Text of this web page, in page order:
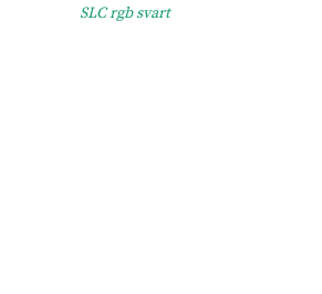
SLC rgb svart